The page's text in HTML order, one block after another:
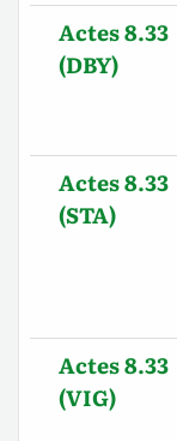
Actes 8.33
(DBY)
Actes 8.33
(STA)
Actes 8.33
(VIG)